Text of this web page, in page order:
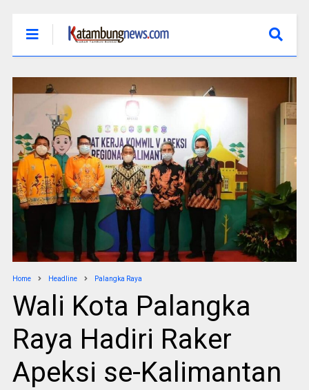
Home Headline Palangka Raya
Wali Kota Palangka
Raya Hadiri Raker
Apeksi se-Kalimantan